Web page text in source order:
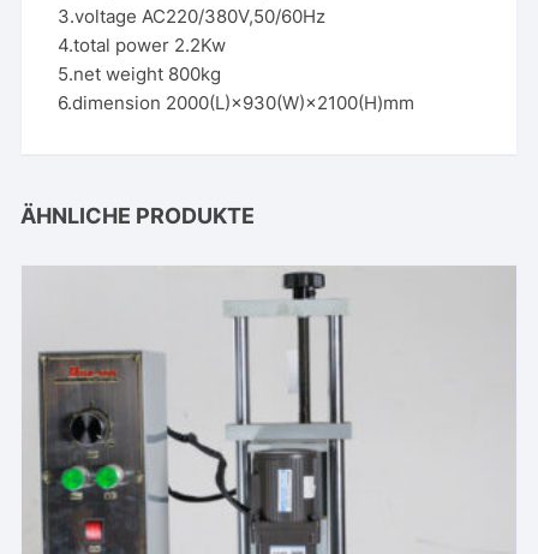
3.voltage AC220/380V,50/60Hz
4.total power 2.2Kw
5.net weight 800kg
6.dimension 2000(L)×930(W)×2100(H)mm
ÄHNLICHE PRODUKTE